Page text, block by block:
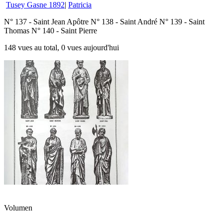
Tusey Gasne 1892 Patricia
N° 137 - Saint Jean Apôtre N° 138 - Saint André N° 139 - Saint
Thomas N° 140 - Saint Pierre
148 vues au total, 0 vues aujourd'hui
Volumen